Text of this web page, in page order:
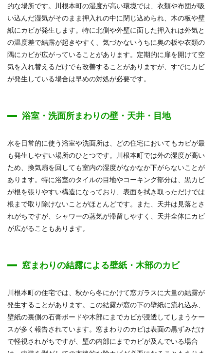
的な場所です。川根本町の湿度が高い環境では、衣類や布団が吸
い込んだ湿気がそのまま押入れの中に閉じ込められ、木の板や壁
紙にカビが発生します。特に北側や外壁に面した押入れは外気と
の温度差で結露が起きやすく、気づかないうちに奥の板や衣類の
隅にカビが広がっていることがあります。定期的に扉を開けて空
気を入れ替えるだけでも改善することがありますが、すでにカビ
が発生している場合は早めの対処が必要です。
浴室・洗面所まわりの壁・天井・目地
水を日常的に使う浴室や洗面所は、どの住宅においてもカビが最
も発生しやすい場所のひとつです。川根本町では外の湿度が高い
ため、換気扇を回しても室内の湿度がなかなか下がらないことが
あります。特に浴室のタイルの目地やコーキング部分は、黒カビ
が根を張りやすい構造になっており、表面を拭き取っただけでは
根まで取り除けないことがほとんどです。また、天井は見落とさ
れがちですが、シャワーの蒸気が滞留しやすく、天井全体にカビ
が広がることもあります。
窓まわりの結露による壁紙・木部のカビ
川根本町の住宅では、秋から冬にかけて窓ガラスに大量の結露が
発生することがあります。この結露が窓の下の壁紙に流れ込み、
壁紙の裏側の石膏ボードや木部にまでカビが浸透してしまうケー
スが多く報告されています。窓まわりのカビは表面の黒ずみだけ
で軽視されがちですが、壁の内部にまでカビが及んでいる場合